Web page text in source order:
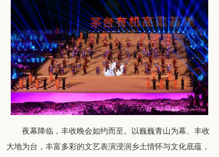
夜幕降临，丰收晚会如约而至。以巍巍青山为幕、丰收
大地为台，丰富多彩的文艺表演浸润乡土情怀与文化底蕴，